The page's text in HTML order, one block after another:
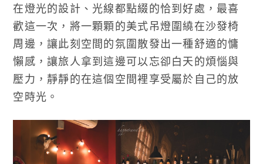
在燈光的設計、光線都點綴的恰到好處，最喜
歡這一次，將一顆顆的美式吊燈圍繞在沙發椅
周邊，讓此刻空間的氛圍散發出一種舒適的慵
懶感，讓旅人拿到這邊可以忘卻白天的煩惱與
壓力，靜靜的在這個空間裡享受屬於自己的放
空時光。